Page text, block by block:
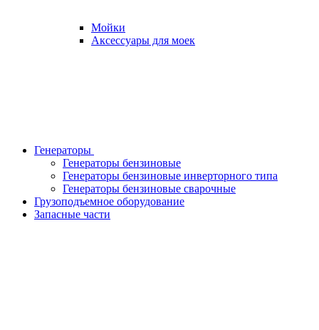
Мойки
Аксессуары для моек
Генераторы
Генераторы бензиновые
Генераторы бензиновые инверторного типа
Генераторы бензиновые сварочные
Грузоподъемное оборудование
Запасные части